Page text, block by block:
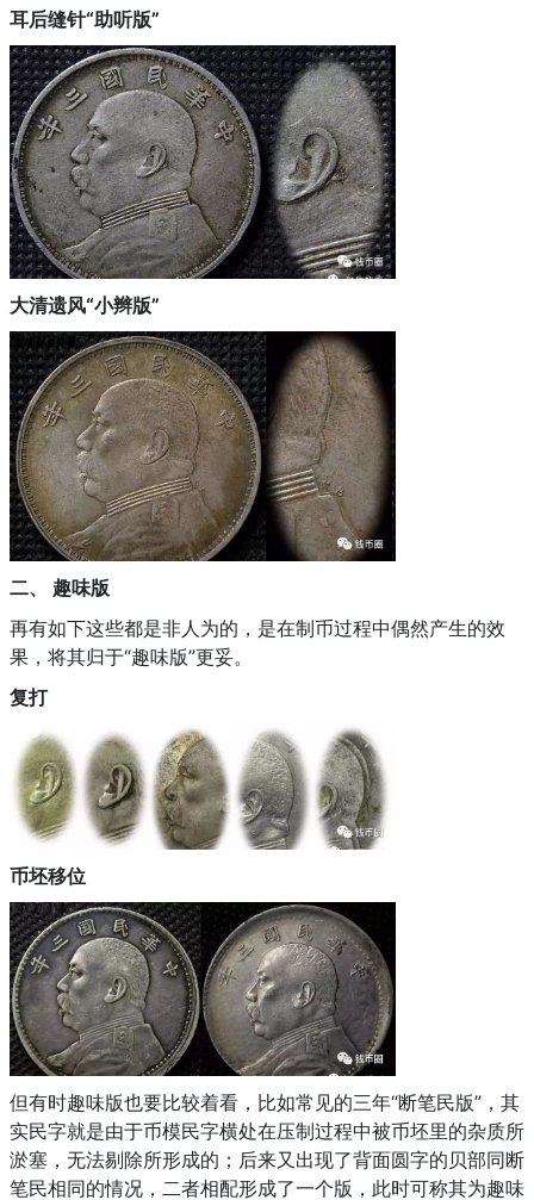
耳后缝针“助听版”
大清遗风“小辫版”
二、 趣味版
再有如下这些都是非人为的，是在制币过程中偶然产生的效
果，将其归于“趣味版”更妥。
复打
币坯移位
但有时趣味版也要比较着看，比如常见的三年“断笔民版”，其
实民字就是由于币模民字横处在压制过程中被币坯里的杂质所
淤塞，无法剔除所形成的；后来又出现了背面圆字的贝部同断
笔民相同的情况，二者相配形成了一个版，此时可称其为趣味